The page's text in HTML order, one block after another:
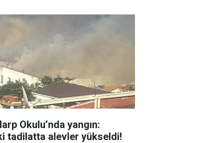
Okulu’nda yangın:
tadilatta alevler yükseldi!